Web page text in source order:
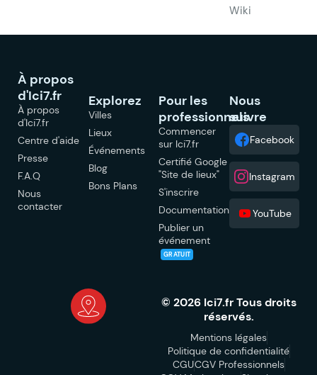
Wiki
À propos
d'Ici7.fr
À propos
d'Ici7.fr
Centre d'aide
Presse
F.A.Q
Nous
contacter
Explorez
Villes
Lieux
Événements
Blog
Bons Plans
Pour les
professionnels
Commencer
sur Ici7.fr
Certifié Google
"Site de lieux"
S'inscrire
Documentation
Publier un
événement
GRATUIT
Nous
suivre
Facebook
Instagram
YouTube
© 2026 Ici7.fr Tous droits
réservés.
Mentions légales
Politique de confidentialité
CGUCGV Professionnels